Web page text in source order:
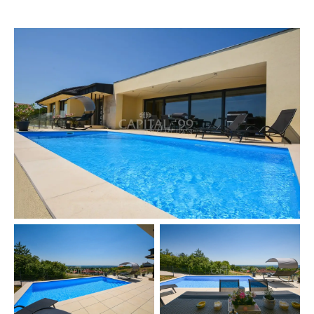
mensen met reumaklachten, het geniest spier en
gewrichtsziekten evenals dermatologische en
neurologische aandoeningen. Er is een sterk ontwikkeld
medisch centrum gebouwd bij de thermale bron. Er zijn
veel optreden in de zomer met braderieën en concerten.
Heviz heeft een lange geschiedenis van de wijnbouw en
wijnproductie.
In Csersegtomaj is er een stadhuis, familiearts, een shop,
een post, restaurants en cafés. De gemeente organiseert
regelmatig plaatselijke braderieën met optreden en
kermis.
Indeling:
Begane grond: woonkamer 42,70 m², eetkamer 13,20 m²,
keuken 9,90 m², entree 16,86 m², toilet 2,10 m²,
voorraadkamer 3,92 m², trap 6,44 m², slaapkamer 13,63
m², slaapkamer 16,45 m², slaapkamer 12,53 m²,